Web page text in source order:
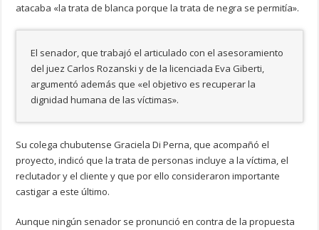
atacaba «la trata de blanca porque la trata de negra se permitía».
El senador, que trabajó el articulado con el asesoramiento
del juez Carlos Rozanski y de la licenciada Eva Giberti,
argumentó además que «el objetivo es recuperar la
dignidad humana de las víctimas».
Su colega chubutense Graciela Di Perna, que acompañó el
proyecto, indicó que la trata de personas incluye a la víctima, el
reclutador y el cliente y que por ello consideraron importante
castigar a este último.
Aunque ningún senador se pronunció en contra de la propuesta